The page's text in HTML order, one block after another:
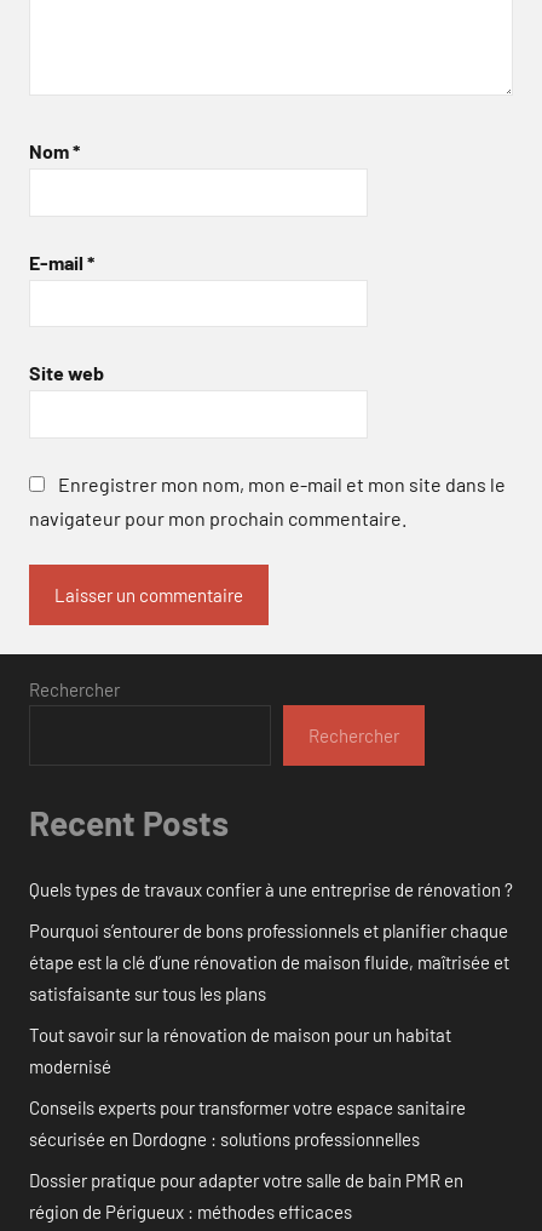
Nom*
E-mail *
Site web
Enregistrer mon nom, mon e-mail et mon site dans le
navigateur pour mon prochain commentaire.
Rechercher
Rechercher
Recent Posts
Quels types de travaux confier à une entreprise de rénovation ?
Pourquoi s’entourer de bons professionnels et planifier chaque
étape est la clé d’une rénovation de maison fluide, maîtrisée et
satisfaisante sur tous les plans
Tout savoir sur la rénovation de maison pour un habitat
modernisé
Conseils experts pour transformer votre espace sanitaire
sécurisée en Dordogne : solutions professionnelles
Dossier pratique pour adapter votre salle de bain PMR en
région de Périgueux : méthodes efficaces